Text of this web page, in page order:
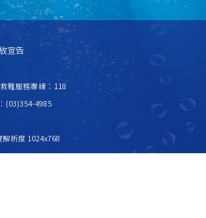
宣告
難服務專線：118
(03)354-4985
析度 1024x768